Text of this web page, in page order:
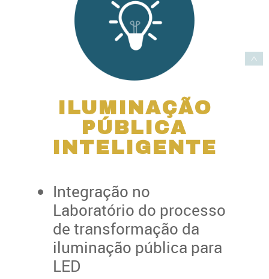
ILUMINAÇÃO
PÚBLICA
INTELIGENTE
Integração no
Laboratório do processo
de transformação da
iluminação pública para
LED